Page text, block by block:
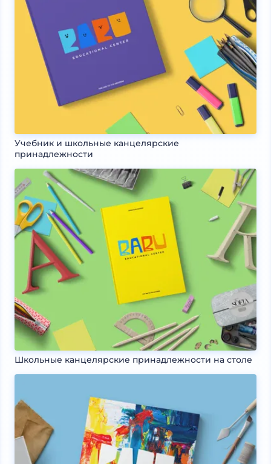
Учебник и школьные канцелярские
принадлежности
Школьные канцелярские принадлежности на столе